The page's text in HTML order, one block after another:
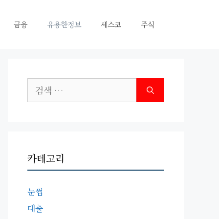
금융 유용한정보 세스코 주식
색:
카테고리
눈썹
대출